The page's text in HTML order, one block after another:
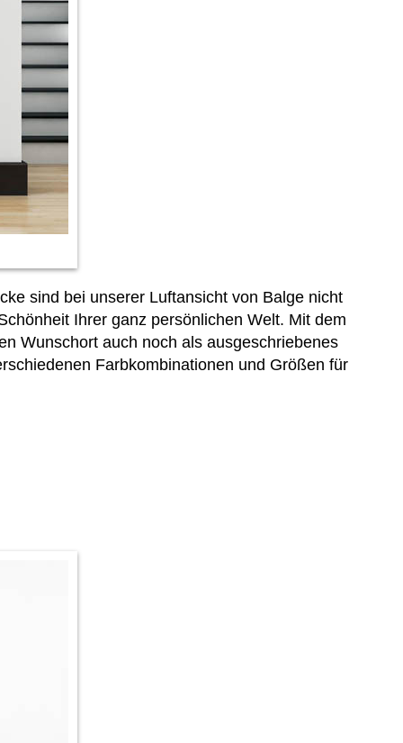
sind bei unserer Luftansicht von Balge nicht
Ihrer ganz persönlichen Welt. Mit dem
Wunschort auch noch als ausgeschriebenes
Farbkombinationen und Größen für